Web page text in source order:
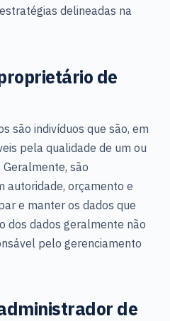
delineadas na
de
são indivíduos que são, em
pela qualidade de um ou
são
autoridade, orçamento e
e manter os dados que
dos dados geralmente não
pelo gerenciamento
de